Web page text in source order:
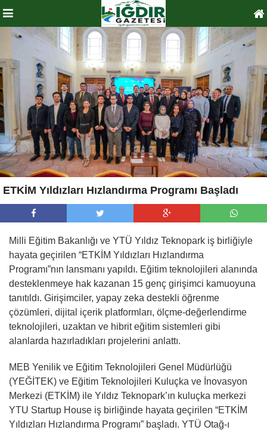
ETKİM Yıldızları Hızlandırma Programı Başladı
Milli Eğitim Bakanlığı ve YTÜ Yıldız Teknopark iş birliğiyle
hayata geçirilen “ETKİM Yıldızları Hızlandırma
Programı”nın lansmanı yapıldı. Eğitim teknolojileri alanında
desteklenmeye hak kazanan 15 genç girişimci kamuoyuna
tanıtıldı. Girişimciler, yapay zeka destekli öğrenme
çözümleri, dijital içerik platformları, ölçme-değerlendirme
teknolojileri, uzaktan ve hibrit eğitim sistemleri gibi
alanlarda hazırladıkları projelerini anlattı.
MEB Yenilik ve Eğitim Teknolojileri Genel Müdürlüğü
(YEĞİTEK) ve Eğitim Teknolojileri Kuluçka ve İnovasyon
Merkezi (ETKİM) ile Yıldız Teknopark’ın kuluçka merkezi
YTU Startup House iş birliğinde hayata geçirilen “ETKİM
Yıldızları Hızlandırma Programı” başladı. YTÜ Otağ-ı